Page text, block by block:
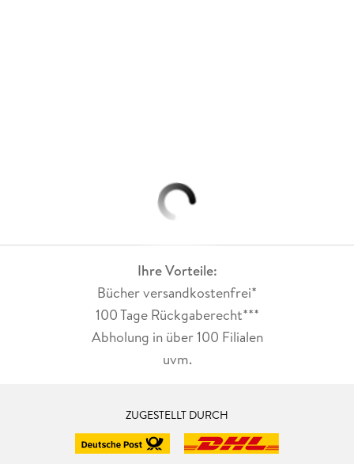
Ihre Vorteile:
Bücher versandkostenfrei*
100 Tage Rückgaberecht***
Abholung in über 100 Filialen
uvm.
ZUGESTELLT DURCH